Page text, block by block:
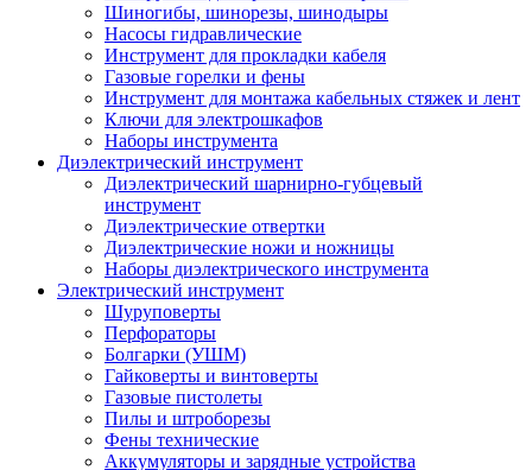
Шиногибы, шинорезы, шинодыры
Насосы гидравлические
Инструмент для прокладки кабеля
Газовые горелки и фены
Инструмент для монтажа кабельных стяжек и лент
Ключи для электрошкафов
Наборы инструмента
Диэлектрический инструмент
Диэлектрический шарнирно-губцевый
инструмент
Диэлектрические отвертки
Диэлектрические ножи и ножницы
Наборы диэлектрического инструмента
Электрический инструмент
Шуруповерты
Перфораторы
Болгарки (УШМ)
Гайковерты и винтоверты
Газовые пистолеты
Пилы и штроборезы
Фены технические
Аккумуляторы и зарядные устройства